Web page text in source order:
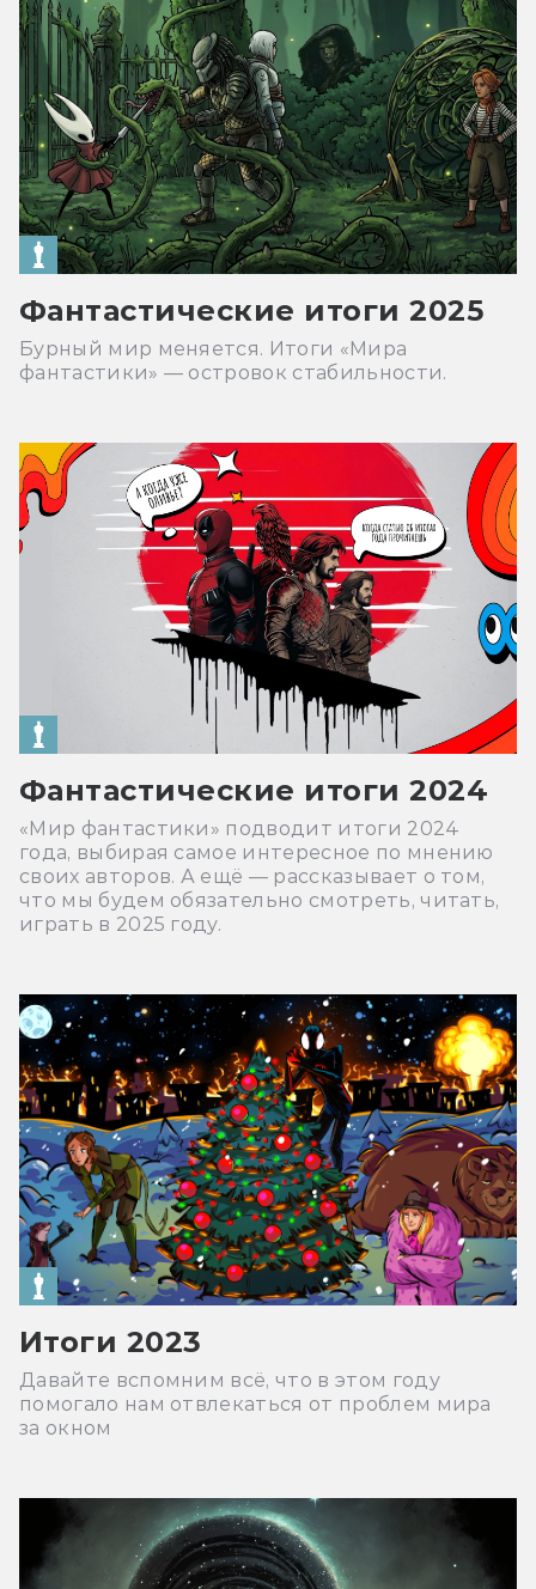
Фантастические итоги 2025
Бурный мир меняется. Итоги «Мира
фантастики» — островок стабильности.
Фантастические итоги 2024
«Мир фантастики» подводит итоги 2024
года, выбирая самое интересное по мнению
своих авторов. А ещё — рассказывает о том,
что мы будем обязательно смотреть, читать,
играть в 2025 году.
Итоги 2023
Давайте вспомним всё, что в этом году
помогало нам отвлекаться от проблем мира
за окном